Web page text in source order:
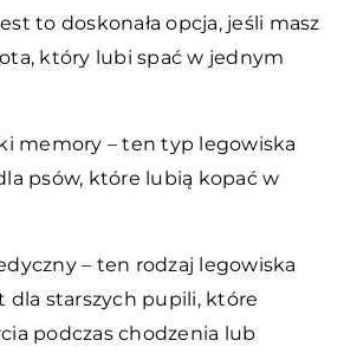
to doskonała opcja, jeśli masz
który lubi spać w jednym
memory – ten typ legowiska
psów, które lubią kopać w
– ten rodzaj legowiska
dla starszych pupili, które
podczas chodzenia lub